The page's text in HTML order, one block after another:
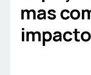
mas
impacto